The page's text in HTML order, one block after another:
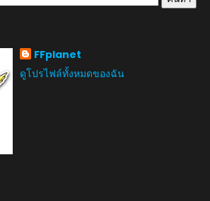
FFplanet
ดูโปรไฟล์ทั้งหมดของฉัน